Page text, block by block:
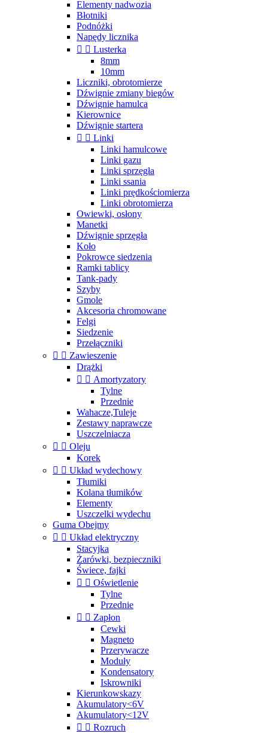
Elementy nadwozia
Błotniki
Podnóżki
Napędy licznika
  Lusterka
8mm
10mm
Liczniki, obrotomierze
Dźwignie zmiany biegów
Dźwignie hamulca
Kierownice
Dźwignie startera
  Linki
Linki hamulcowe
Linki gazu
Linki sprzęgła
Linki ssania
Linki prędkościomierza
Linki obrotomierza
Owiewki, osłony
Manetki
Dźwignie sprzęgła
Koło
Pokrowce siedzenia
Ramki tablicy
Tank-pady
Szyby
Gmole
Akcesoria chromowane
Felgi
Siedzenie
Przełączniki
  Zawieszenie
Drążki
  Amortyzatory
Tylne
Przednie
Wahacze,Tuleje
Zestawy naprawcze
Uszczelniacza
  Oleju
Korek
  Układ wydechowy
Tłumiki
Kolana tłumików
Elementy
Uszczelki wydechu
Guma Obejmy
  Układ elektryczny
Stacyjka
Żarówki, bezpieczniki
Świece, fajki
  Oświetlenie
Tylne
Przednie
  Zapłon
Cewki
Magneto
Przerywacze
Moduły
Kondensatory
Iskrowniki
Kierunkowskazy
Akumulatory<6V
Akumulatory<12V
  Rozruch